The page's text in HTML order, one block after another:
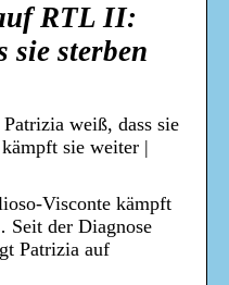
RTL II:
sie sterben
weiß, dass sie
sie weiter |
Visconte kämpft
Seit der Diagnose
Patrizia auf